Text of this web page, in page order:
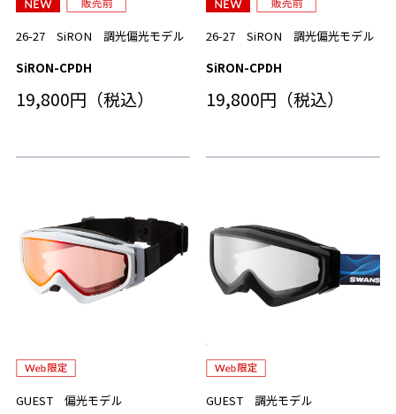
26-27 SiRON 調光偏光モデル
SiRON-CPDH
19,800円（税込）
26-27 SiRON 調光偏光モデル
SiRON-CPDH
19,800円（税込）
GUEST 偏光モデル
GUEST 調光モデル